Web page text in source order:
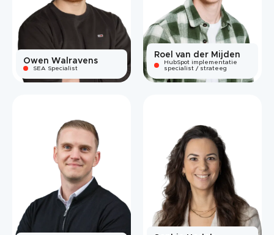
Owen Walravens
SEA Specialist
Roel van der Mijden
HubSpot implementatie
specialist / strateeg